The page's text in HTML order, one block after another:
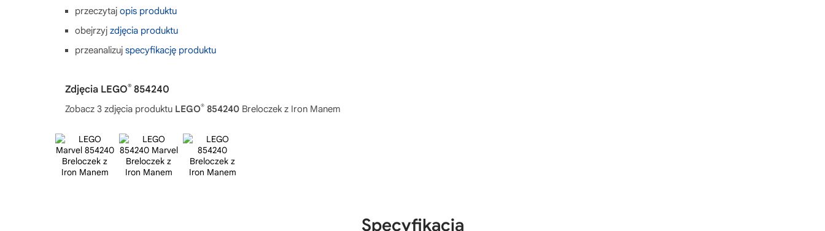
przeczytaj opis produktu
obejrzyj zdjęcia produktu
przeanalizuj specyfikację produktu
Zdjęcia LEGO® 854240
Zobacz 3 zdjęcia produktu LEGO® 854240 Breloczek z Iron Manem
Specyfikacja